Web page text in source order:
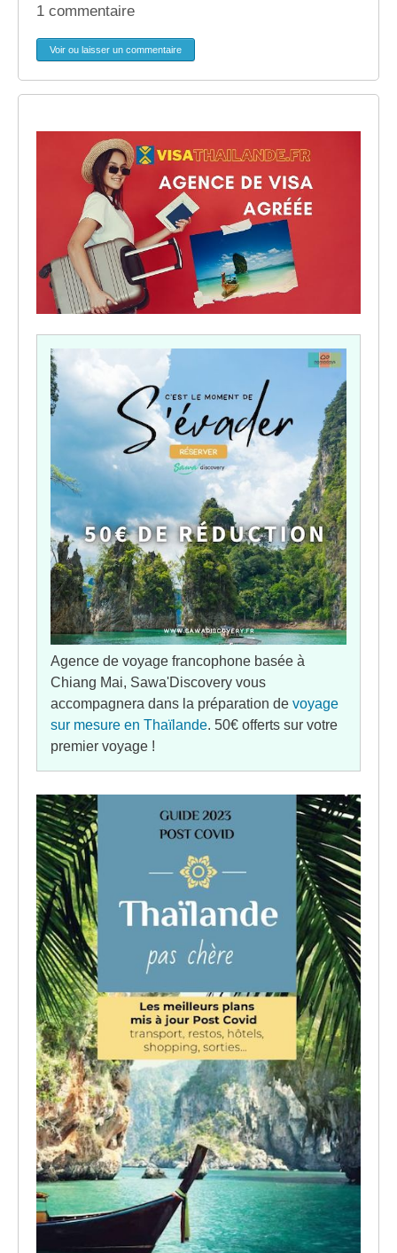
1 commentaire
Voir ou laisser un commentaire
Agence de voyage francophone basée à
Chiang Mai, Sawa'Discovery vous
accompagnera dans la préparation de voyage
sur mesure en Thaïlande. 50€ offerts sur votre
premier voyage !